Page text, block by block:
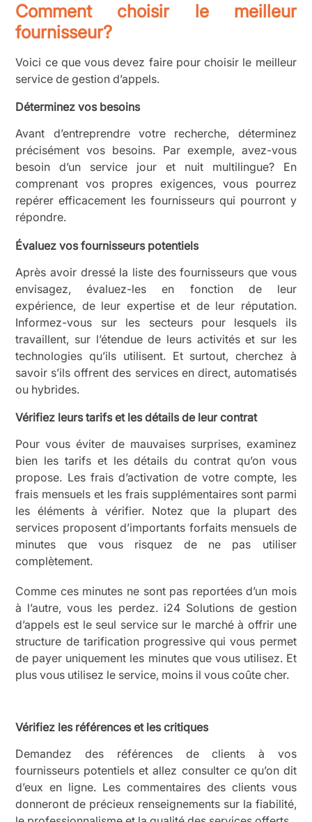
Comment choisir le meilleur
fournisseur?
Voici ce que vous devez faire pour choisir le meilleur
service de gestion d’appels.
Déterminez vos besoins
Avant d’entreprendre votre recherche, déterminez
précisément vos besoins. Par exemple, avez-vous
besoin d’un service jour et nuit multilingue? En
comprenant vos propres exigences, vous pourrez
repérer efficacement les fournisseurs qui pourront y
répondre.
Évaluez vos fournisseurs potentiels
Après avoir dressé la liste des fournisseurs que vous
envisagez, évaluez-les en fonction de leur
expérience, de leur expertise et de leur réputation.
Informez-vous sur les secteurs pour lesquels ils
travaillent, sur l’étendue de leurs activités et sur les
technologies qu’ils utilisent. Et surtout, cherchez à
savoir s’ils offrent des services en direct, automatisés
ou hybrides.
Vérifiez leurs tarifs et les détails de leur contrat
Pour vous éviter de mauvaises surprises, examinez
bien les tarifs et les détails du contrat qu’on vous
propose. Les frais d’activation de votre compte, les
frais mensuels et les frais supplémentaires sont parmi
les éléments à vérifier. Notez que la plupart des
services proposent d’importants forfaits mensuels de
minutes que vous risquez de ne pas utiliser
complètement.
Comme ces minutes ne sont pas reportées d’un mois
à l’autre, vous les perdez. i24 Solutions de gestion
d’appels est le seul service sur le marché à offrir une
structure de tarification progressive qui vous permet
de payer uniquement les minutes que vous utilisez. Et
plus vous utilisez le service, moins il vous coûte cher.
Vérifiez les références et les critiques
Demandez des références de clients à vos
fournisseurs potentiels et allez consulter ce qu’on dit
d’eux en ligne. Les commentaires des clients vous
donneront de précieux renseignements sur la fiabilité,